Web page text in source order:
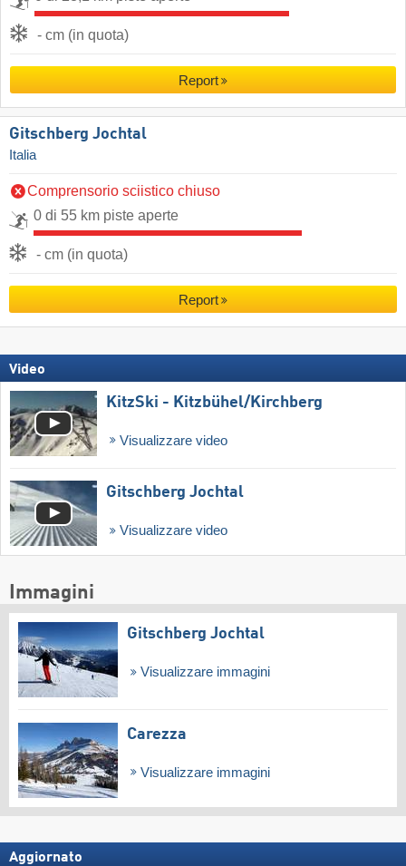
- cm (in quota)
Report
Gitschberg Jochtal
Italia
Comprensorio sciistico chiuso
0 di 55 km piste aperte
- cm (in quota)
Report
Video
KitzSki - Kitzbühel/​Kirchberg
Visualizzare video
Gitschberg Jochtal
Visualizzare video
Immagini
Gitschberg Jochtal
Visualizzare immagini
Carezza
Visualizzare immagini
Aggiornato